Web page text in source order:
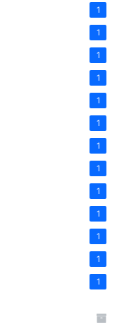
1
1
1
1
1
1
1
1
1
1
1
1
1